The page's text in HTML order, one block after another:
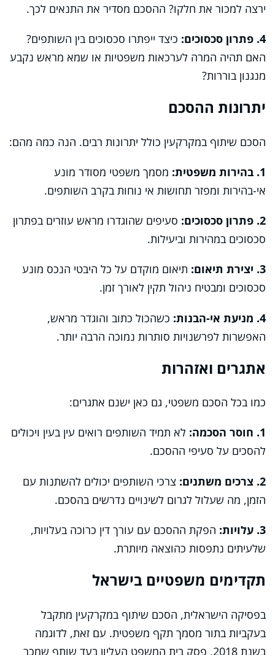
ירצה למכור את חלקו? ההסכם מסדיר את התנאים לכך.
4. פתרון סכסוכים:
כיצד ייפתרו סכסוכים בין השותפים?
האם תהיה המרה לערכאות משפטיות או שמא מראש נקבע
מנגנון בוררות?
יתרונות ההסכם
הסכם שיתוף במקרקעין כולל יתרונות רבים. הנה כמה מהם:
1. בהירות משפטית:
מסמך משפטי מסודר מונע
אי-בהירות ומפזר תחושות אי נוחות בקרב השותפים.
2. פתרון סכסוכים:
סעיפים שהוגדרו מראש עוזרים בפתרון
סכסוכים במהירות וביעילות.
3. יצירת תיאום:
תיאום מוקדם על כל היבטי הנכס מונע
סכסוכים ומבטיח ניהול תקין לאורך זמן.
4. מניעת אי-הבנות:
כשהכול כתוב והוגדר מראש,
האפשרות לפרשנויות סותרות נמוכה הרבה יותר.
אתגרים ואזהרות
כמו בכל הסכם משפטי, גם כאן ישנם אתגרים:
1. חוסר הסכמה:
לא תמיד השותפים רואים עין בעין ויכולים
להסכים על סעיפי ההסכם.
2. צרכים משתנים:
צרכי השותפים יכולים להשתנות עם
הזמן, מה שעלול לגרום לשינויים נדרשים בהסכם.
3. עלויות:
הפקת ההסכם עם עורך דין כרוכה בעלויות,
שלעיתים נתפסות כהוצאה מיותרת.
תקדימים משפטיים בישראל
בפסיקה הישראלית, הסכם שיתוף במקרקעין מתקבל
בעקביות בתור מסמך תקף משפטית. עם זאת, לדוגמה
בשנת 2018, פסק בית המשפט העליון בעד שותף שמכר